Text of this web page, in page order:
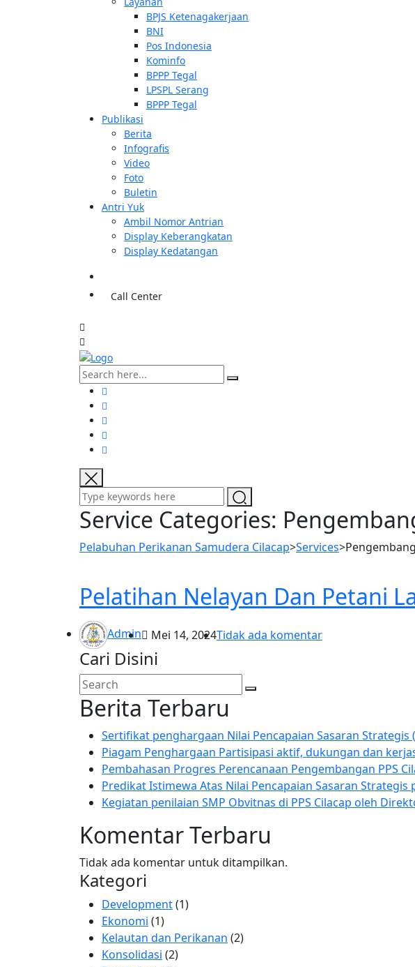
BPJS Ketenagakerjaan
BNI
Pos Indonesia
Kominfo
BPPP Tegal
LPSPL Serang
BPPP Tegal
Publikasi
Berita
Infografis
Video
Foto
Buletin
Antri Yuk
Ambil Nomor Antrian
Display Keberangkatan
Display Kedatangan
Call Center
Service Categories:
Pelabuhan Perikanan Samudera Cilacap>Services>
Pelatihan Nelayan Dan Petani
Admin Mei 14, 2024Tidak ada komentar
Cari Disini
Berita Terbaru
Sertifikat penghargaan Nilai Pencapaian Sasaran
Piagam Penghargaan Partisipasi aktif, dukungan dan
Pembahasan Progres Perencanaan Pengembangan PPS
Predikat Istimewa Atas Nilai Pencapaian Sasaran Strategis
Kegiatan penilaian SMP Obvitnas di PPS Cilacap oleh
Komentar Terbaru
Tidak ada komentar untuk ditampilkan.
Kategori
Development(1)
Ekonomi (1)
Kelautan dan Perikanan (2)
Konsolidasi (2)